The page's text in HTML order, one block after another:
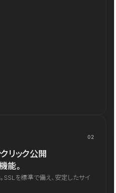
02
リック公開
能。
を標準で備え、安定したサイ